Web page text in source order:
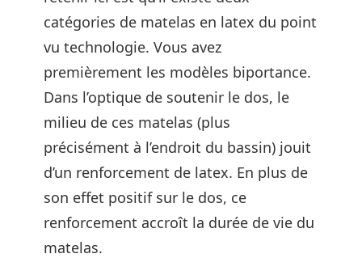
catégories de matelas en latex du point
vu technologie. Vous avez
premièrement les modèles biportance.
Dans l’optique de soutenir le dos, le
milieu de ces matelas (plus
précisément à l’endroit du bassin) jouit
d’un renforcement de latex. En plus de
son effet positif sur le dos, ce
renforcement accroît la durée de vie du
matelas.